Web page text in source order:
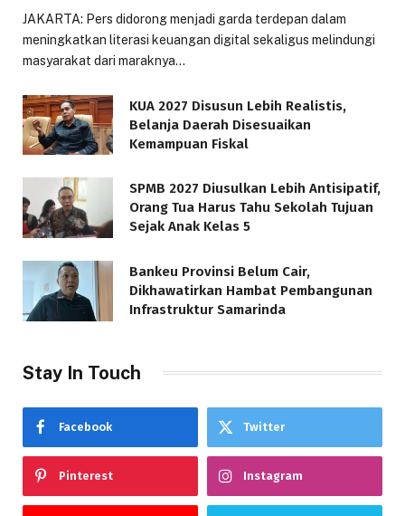
JAKARTA: Pers didorong menjadi garda terdepan dalam
meningkatkan literasi keuangan digital sekaligus melindungi
masyarakat dari maraknya…
KUA 2027 Disusun Lebih Realistis,
Belanja Daerah Disesuaikan
Kemampuan Fiskal
SPMB 2027 Diusulkan Lebih Antisipatif,
Orang Tua Harus Tahu Sekolah Tujuan
Sejak Anak Kelas 5
Bankeu Provinsi Belum Cair,
Dikhawatirkan Hambat Pembangunan
Infrastruktur Samarinda
Stay In Touch
Facebook Twitter
Pinterest Instagram